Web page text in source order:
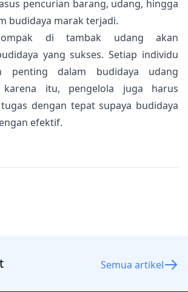
pencurian barang, udang, hingga
budidaya marak terjadi.
di tambak udang akan
yang sukses. Setiap individu
penting dalam budidaya udang
karena itu, pengelola juga harus
dengan tepat supaya budidaya
efektif.
Semua artikel